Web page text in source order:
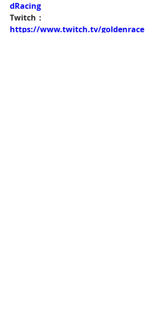
dRacing
Twitch：
https://www.twitch.tv/goldenrace